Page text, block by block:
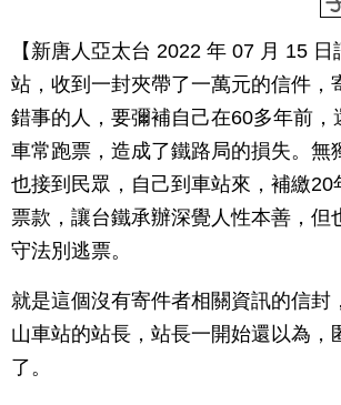
【新唐人亞太台 2022 年 07 月 15 日
站，收到一封夾帶了一萬元的信件，
錯事的人，要彌補自己在60多年前，
車常跑票，造成了鐵路局的損失。無
也接到民眾，自己到車站來，補繳20
票款，讓台鐵承辦深覺人性本善，但
守法別逃票。
就是這個沒有寄件者相關資訊的信封
山車站的站長，站長一開始還以為，
了。